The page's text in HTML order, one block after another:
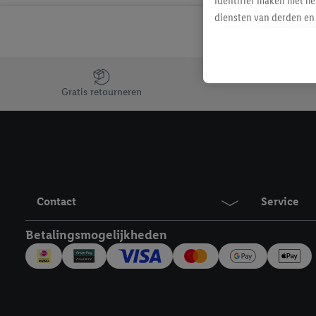
Jouw voordelen bij ons als Lidl webshop klant
Gratis retourneren
Contact Service
Betalingsmogelijkheden
diensten van derden
Als je hiervoor
eerder interesse hebt
maar het niet te
mailadres en met
Onder "Aanpassen"
Door te klikken op
technieken worden
inclusief over de
trekken, vind je in onze
over de cookies die